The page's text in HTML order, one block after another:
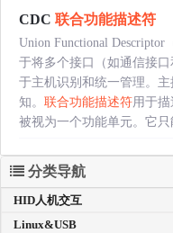
CDC 联合功能描述符
Union Functional Descriptor
于将多个接口（如通信接
于主机识别和统一管理。
知。 联合功能描述符用于
被视为一个功能单元。它只
分类导航
HID人机交互
Linux&USB